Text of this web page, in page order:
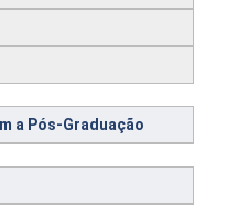
a Pós-Graduação